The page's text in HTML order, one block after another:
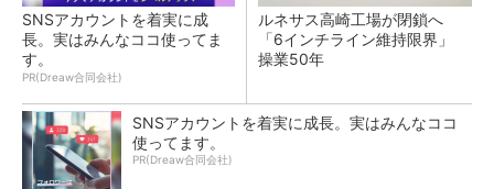
SNSアカウントを着実に成
長。実はみんなココ使ってま
す。
PR(Dreaw合同会社)
ルネサス高崎工場が閉鎖へ
「6インチライン維持限界」
操業50年
SNSアカウントを着実に成長。実はみんなココ
使ってます。
PR(Dreaw合同会社)